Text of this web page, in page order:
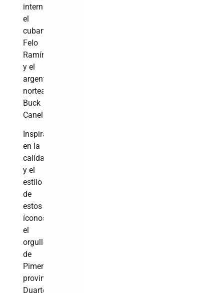
internacional:
el
cubano
Felo
Ramírez
y el
argentino-
norteamericano
Buck
Canel.
Inspirado
en la
calidad
y el
estilo
de
estos
íconos,
el
orgullo
de
Pimentel,
provincia
Duarte,